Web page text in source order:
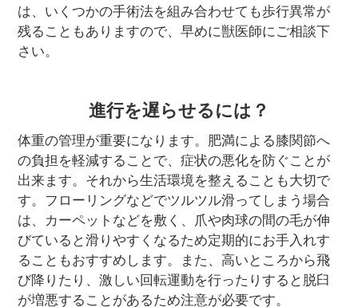
は、いくつかの手術法を組み合わせても歩行異常が
残ることもありますので、早めに獣医師にご相談下
さい。
進行を遅らせるには？
体重の管理が重要になります。肥満による膝関節へ
の負担を軽減することで、症状の悪化を防ぐことが
出来ます。それから生活環境を整えることも大切で
す。フローリングなどでツルツル滑ってしまう場合
は、カーペットなどを敷く、爪や肉球の間の毛が伸
びていると滑りやすくなるため定期的にお手入れす
ることもおすすめします。また、高いところから飛
び降りたり、激しい回転運動を行ったりすると脱臼
が増悪することがあるため注意が必要です。